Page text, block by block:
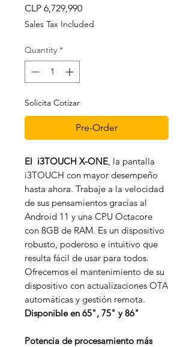
CLP 6,729,990Price
Sales Tax Included
Quantity *
Solicita Cotizar
Pre-Order
El i3TOUCH X-ONE, la pantalla
i3TOUCH con mayor desempeño
hasta ahora. Trabaje a la velocidad
de sus pensamientos gracias al
Android 11 y una CPU Octacore
con 8GB de RAM. Es un dispositivo
robusto, poderoso e intuitivo que
resulta fácil de usar para todos.
Ofrecemos el mantenimiento de su
dispositivo con actualizaciones OTA
automáticas y gestión remota.
Disponible en 65", 75" y 86"
Potencia de procesamiento más